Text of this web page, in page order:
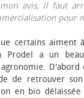
avis, il faut
pour
certains aiment
a un
D'abord
de retrouver
en bio